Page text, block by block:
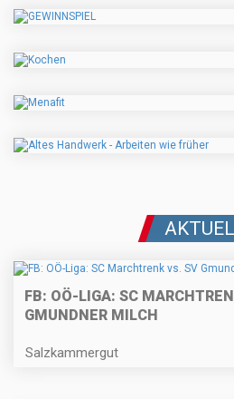
FB: OÖ-LIGA: SC
GMUNDNER MILCH
Salzkammergut